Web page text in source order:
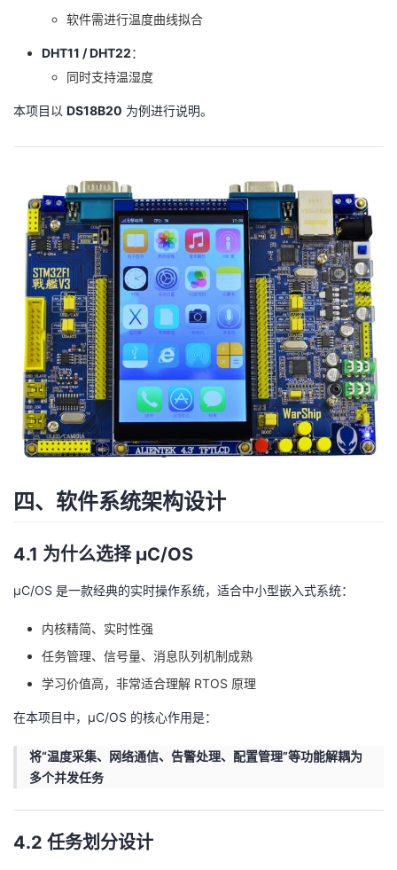
软件需进行温度曲线拟合
DHT11 / DHT22：
同时支持温湿度
本项目以 DS18B20 为例进行说明。
四、软件系统架构设计
4.1 为什么选择 μC/OS
μC/OS 是一款经典的实时操作系统，适合中小型嵌入式系统：
内核精简、实时性强
任务管理、信号量、消息队列机制成熟
学习价值高，非常适合理解 RTOS 原理
在本项目中，μC/OS 的核心作用是：
将“温度采集、网络通信、告警处理、配置管理”等功能解耦为
多个并发任务
4.2 任务划分设计